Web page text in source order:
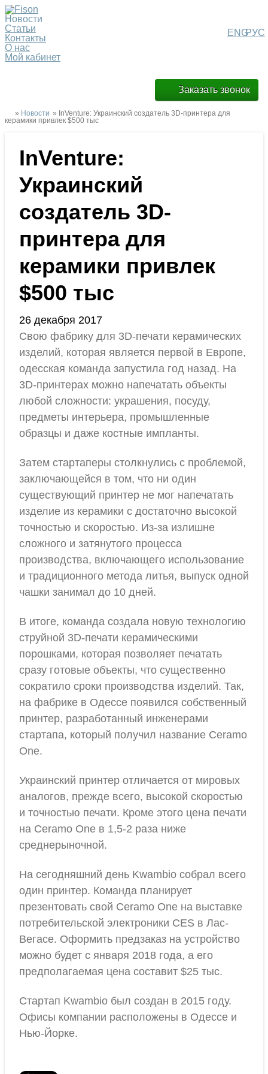
РУС
ENG
Новости
Статьи
Контакты
О нас
Мой кабинет
Заказать звонок
» Новости » InVenture: Украинский создатель 3D-принтера для
керамики привлек $500 тыс
InVenture:
Украинский
создатель 3D-
принтера для
керамики привлек
$500 тыс
26 декабря 2017
Свою фабрику для 3D-печати керамических
изделий, которая является первой в Европе,
одесская команда запустила год назад. На
3D-принтерах можно напечатать объекты
любой сложности: украшения, посуду,
предметы интерьера, промышленные
образцы и даже костные импланты.
Затем стартаперы столкнулись с проблемой,
заключающейся в том, что ни один
существующий принтер не мог напечатать
изделие из керамики с достаточно высокой
точностью и скоростью. Из-за излишне
сложного и затянутого процесса
производства, включающего использование
и традиционного метода литья, выпуск одной
чашки занимал до 10 дней.
В итоге, команда создала новую технологию
струйной 3D-печати керамическими
порошками, которая позволяет печатать
сразу готовые объекты, что существенно
сократило сроки производства изделий. Так,
на фабрике в Одессе появился собственный
принтер, разработанный инженерами
стартапа, который получил название Ceramo
One.
Украинский принтер отличается от мировых
аналогов, прежде всего, высокой скоростью
и точностью печати. Кроме этого цена печати
на Ceramo One в 1,5-2 раза ниже
среднерыночной.
На сегодняшний день Kwambio собрал всего
один принтер. Команда планирует
презентовать свой Ceramo One на выставке
потребительской электроники CES в Лас-
Вегасе. Оформить предзаказ на устройство
можно будет с января 2018 года, а его
предполагаемая цена составит $25 тыс.
Стартап Kwambio был создан в 2015 году.
Офисы компании расположены в Одессе и
Нью-Йорке.